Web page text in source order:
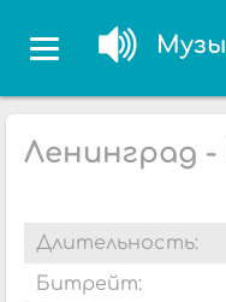
Ленинград
Длительность:
Битрейт: